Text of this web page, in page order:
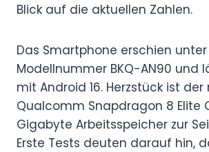
Blick auf die aktuellen Zahlen.
Das Smartphone erschien
Modellnummer BKQ-AN90 und
mit Android 16. Herzstück ist der
Qualcomm Snapdragon 8 Elite
Gigabyte Arbeitsspeicher zur
Erste Tests deuten darauf hin,